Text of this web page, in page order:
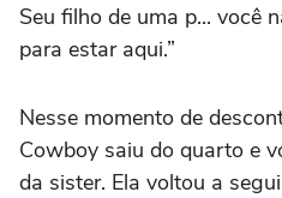
Seu filho de uma p... você
para estar aqui.”
Nesse momento de
Cowboy saiu do quarto e
da sister. Ela voltou a